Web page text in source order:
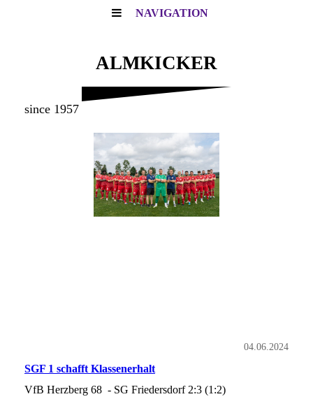
NAVIGATION
ALMKICKER
since 1957
04.06.2024
SGF 1 schafft Klassenerhalt
VfB Herzberg 68 - SG Friedersdorf 2:3 (1:2)